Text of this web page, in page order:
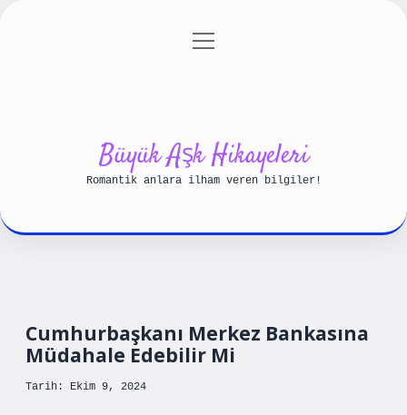
Gizlilik Politikası
menüyü
Büyük Aşk Hikayeleri
Romantik anlara ilham veren bilgiler!
Cumhurbaşkanı Merkez Bankasına
Müdahale Edebilir Mi
Tarih: Ekim 9, 2024